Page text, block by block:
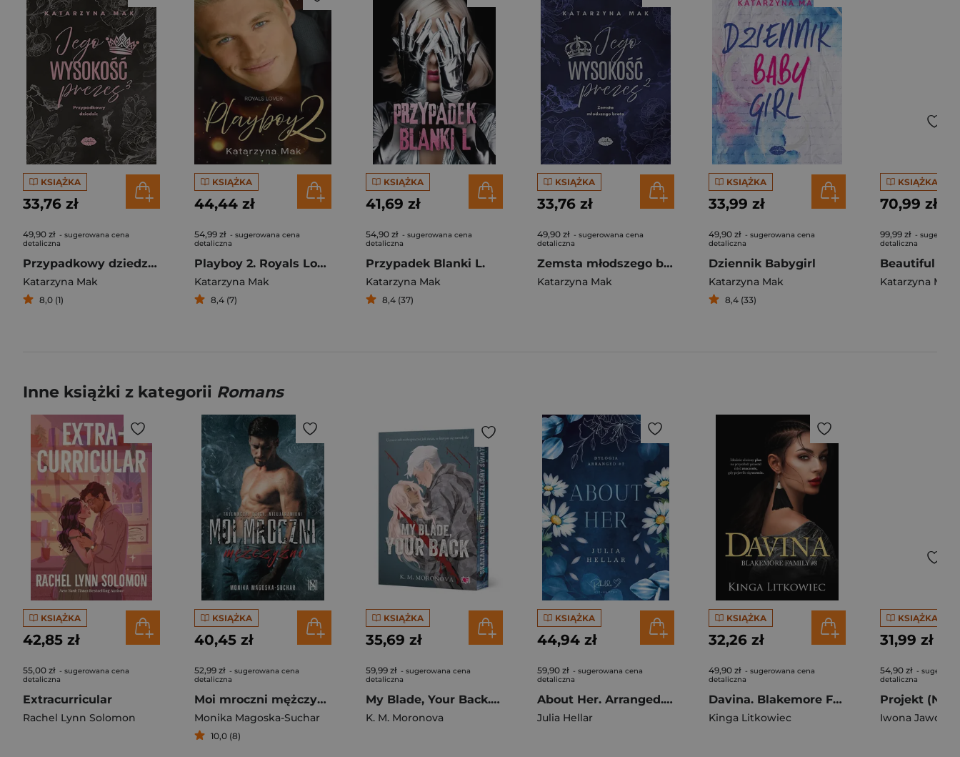
KSIĄŻKA
33,76 zł
49,90 zł - sugerowana cena
detaliczna
Przypadkowy dziedzic. Jego wysokość prezes. Tom 3
Katarzyna Mak
8,0 (1)
KSIĄŻKA
44,44 zł
54,99 zł - sugerowana cena
detaliczna
Playboy 2. Royals Lover
Katarzyna Mak
8,4 (7)
KSIĄŻKA
41,69 zł
54,90 zł - sugerowana cena
detaliczna
Przypadek Blanki L.
Katarzyna Mak
8,4 (37)
KSIĄŻKA
33,76 zł
49,90 zł - sugerowana cena
detaliczna
Zemsta młodszego brata. Jego wysokość prezes. Tom 2
Katarzyna Mak
KSIĄŻKA
33,99 zł
49,90 zł - sugerowana cena
detaliczna
Dziennik Babygirl
Katarzyna Mak
8,4 (33)
KSIĄŻKA
70,99 zł
99,99 zł -
detaliczna
Katarzyna Mak
Inne książki z kategorii Romans
KSIĄŻKA
42,85 zł
55,00 zł - sugerowana cena
detaliczna
Extracurricular
Rachel Lynn Solomon
KSIĄŻKA
40,45 zł
52,99 zł - sugerowana cena
detaliczna
Moi mroczni mężczyźni
Monika Magoska-Suchar
10,0 (8)
KSIĄŻKA
35,69 zł
59,99 zł - sugerowana cena
detaliczna
My Blade, Your Back. Dark Forces (ilustrowane brzegi)
K. M. Moronova
KSIĄŻKA
44,94 zł
59,90 zł - sugerowana cena
detaliczna
About Her. Arranged. Tom 2
Julia Hellar
KSIĄŻKA
32,26 zł
49,90 zł - sugerowana cena
detaliczna
Davina. Blakemore Family. Tom 8
Kinga Litkowiec
KSIĄŻKA
31,99 zł
54,90 zł -
detaliczna
Iwona